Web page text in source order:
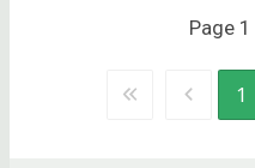
Page 1
1